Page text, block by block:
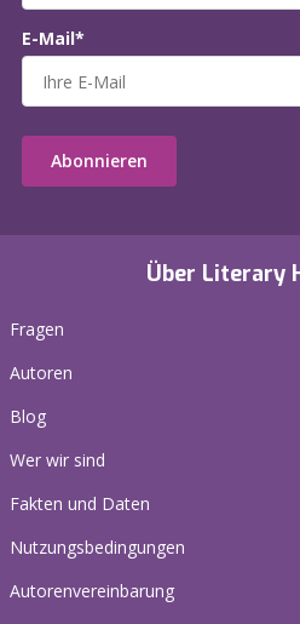
Über Literary
Fragen
Autoren
Blog
Wer wir sind
Fakten und Daten
Nutzungsbedingungen
Autorenvereinbarung
E-Mail*
Abonnieren